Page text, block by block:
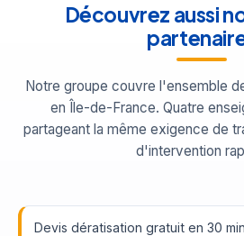
Découvrez aussi
Notre groupe couvre l'ensemble
en Île-de-France. Quatre
partageant la même exigence de
d'intervention
Devis dératisation gratuit en 30